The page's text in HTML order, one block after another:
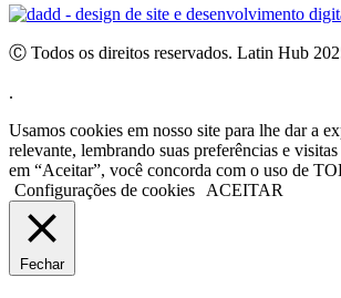
Ⓒ Todos os direitos reservados. Latin Hub
.
Usamos cookies em nosso site para lhe dar a
relevante, lembrando suas preferências e
em “Aceitar”, você concorda com o uso de
Configurações de cookies
ACEITAR
Fechar